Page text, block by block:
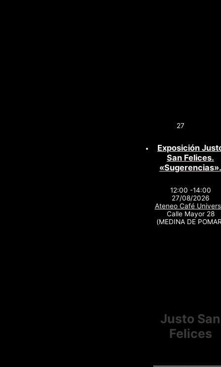
27
Exposición
San Felices.
«Sugerencias».
12:00 -14:00
27/08/2026
Ateneo Café
Calle Mayor 28
(MEDINA DE
Justo San
Felices